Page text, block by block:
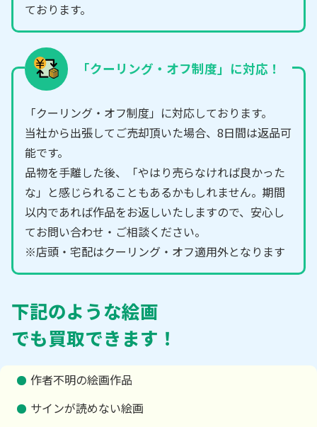
ております。
「クーリング・オフ制度」に対応！
「クーリング・オフ制度」に対応しております。
当社から出張してご売却頂いた場合、8日間は返品可
能です。
品物を手離した後、「やはり売らなければ良かった
な」と感じられることもあるかもしれません。期間
以内であれば作品をお返しいたしますので、安心し
てお問い合わせ・ご相談ください。
※店頭・宅配はクーリング・オフ適用外となります
下記のような絵画
でも買取できます！
作者不明の絵画作品
サインが読めない絵画